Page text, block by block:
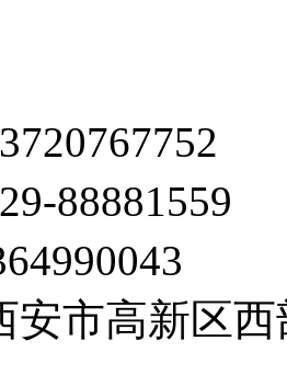
88881559
安市高新区西